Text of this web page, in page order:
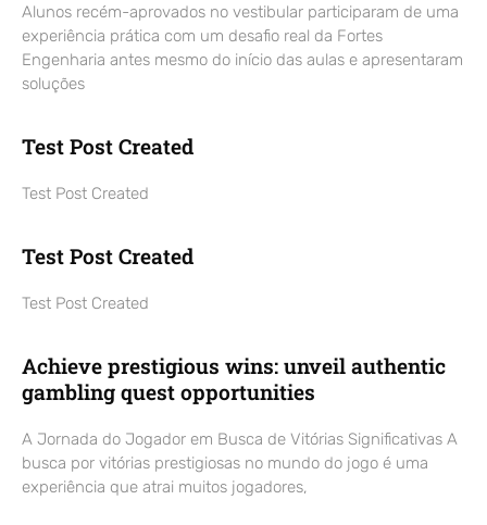
Alunos recém-aprovados no vestibular participaram de uma
experiência prática com um desafio real da Fortes
Engenharia antes mesmo do início das aulas e apresentaram
soluções
Test Post Created
Test Post Created
Test Post Created
Test Post Created
Achieve prestigious wins: unveil authentic
gambling quest opportunities
A Jornada do Jogador em Busca de Vitórias Significativas A
busca por vitórias prestigiosas no mundo do jogo é uma
experiência que atrai muitos jogadores,